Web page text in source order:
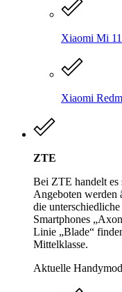
Xiaomi Mi 11
Xiaomi
ZTE
Bei ZTE handelt es
Angeboten werden
die
Smartphones
Linie „Blade“
Mittelklasse.
Aktuelle